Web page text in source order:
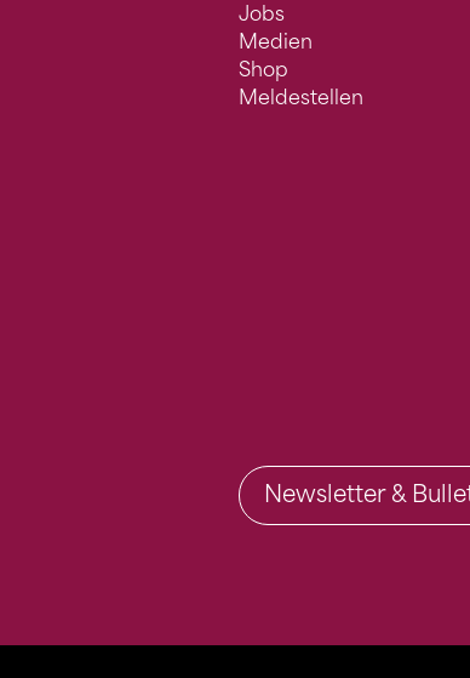
Jobs
Medien
Shop
Meldestellen
Newsletter &